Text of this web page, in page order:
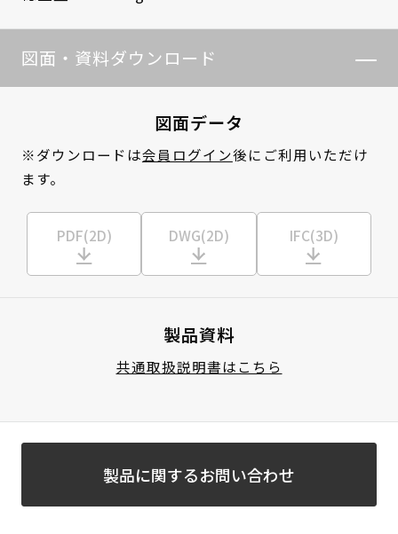
図面・資料ダウンロード
図面データ
※ダウンロードは会員ログイン後にご利用いただけ
ます。
PDF(2D) DWG(2D) IFC(3D)
製品資料
共通取扱説明書はこちら
製品に関するお問い合わせ